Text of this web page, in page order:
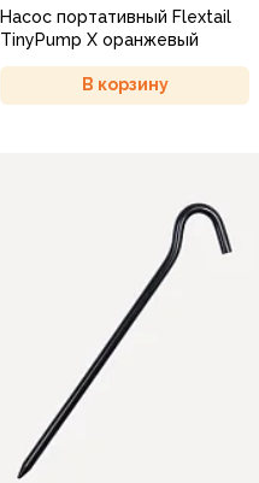
Насос портативный Flextail
TinyPump X оранжевый
В корзину